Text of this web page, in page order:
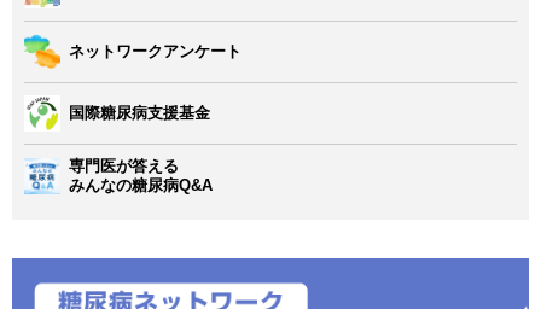
ネットワークアンケート
国際糖尿病支援基金
専門医が答える
みんなの糖尿病Q&A